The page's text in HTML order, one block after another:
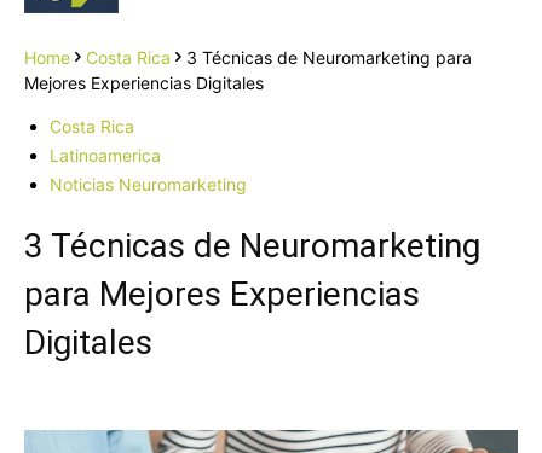
Home Costa Rica
3 Técnicas de Neuromarketing para
Mejores Experiencias Digitales
Costa Rica
Latinoamerica
Noticias Neuromarketing
3 Técnicas de Neuromarketing
para Mejores Experiencias
Digitales